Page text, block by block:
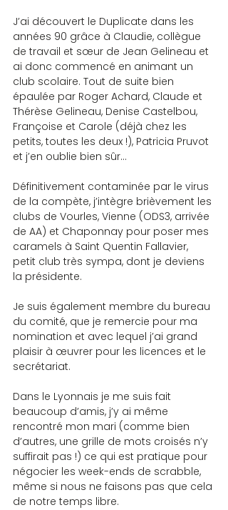
J’ai découvert le Duplicate dans les
années 90 grâce à Claudie, collègue
de travail et sœur de Jean Gelineau et
ai donc commencé en animant un
club scolaire. Tout de suite bien
épaulée par Roger Achard, Claude et
Thérèse Gelineau, Denise Castelbou,
Françoise et Carole (déjà chez les
petits, toutes les deux !), Patricia Pruvot
et j’en oublie bien sûr…
Définitivement contaminée par le virus
de la compète, j’intègre brièvement les
clubs de Vourles, Vienne (ODS3, arrivée
de AA) et Chaponnay pour poser mes
caramels à Saint Quentin Fallavier,
petit club très sympa, dont je deviens
la présidente.
Je suis également membre du bureau
du comité, que je remercie pour ma
nomination et avec lequel j’ai grand
plaisir à œuvrer pour les licences et le
secrétariat.
Dans le Lyonnais je me suis fait
beaucoup d’amis, j’y ai même
rencontré mon mari (comme bien
d’autres, une grille de mots croisés n’y
suffirait pas !) ce qui est pratique pour
négocier les week-ends de scrabble,
même si nous ne faisons pas que cela
de notre temps libre.